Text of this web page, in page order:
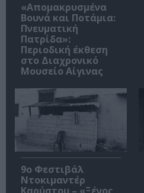
«Απομακρυσμένα
Βουνά και Ποτάμια:
Πνευματική
Πατρίδα»:
Περιοδική έκθεση
στο Διαχρονικό
Μουσείο Αίγινας
9ο Φεστιβάλ
Ντοκιμαντέρ